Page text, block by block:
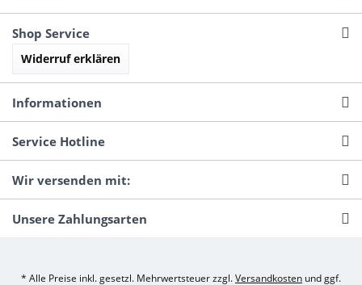
Shop Service
Widerruf erklären
Informationen
Service Hotline
Wir versenden mit:
Unsere Zahlungsarten
* Alle Preise inkl. gesetzl. Mehrwertsteuer zzgl.Versandkosten und ggf.